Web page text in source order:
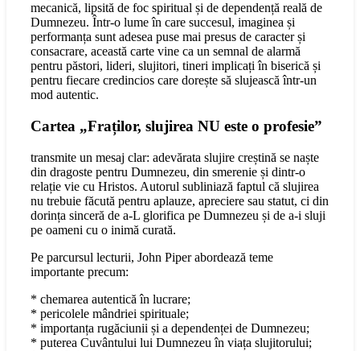
mecanică, lipsită de foc spiritual și de dependență reală de
Dumnezeu. Într-o lume în care succesul, imaginea și
performanța sunt adesea puse mai presus de caracter și
consacrare, această carte vine ca un semnal de alarmă
pentru păstori, lideri, slujitori, tineri implicați în biserică și
pentru fiecare credincios care dorește să slujească într-un
mod autentic.
Cartea „Fraților, slujirea NU este o profesie”
transmite un mesaj clar: adevărata slujire creștină se naște
din dragoste pentru Dumnezeu, din smerenie și dintr-o
relație vie cu Hristos. Autorul subliniază faptul că slujirea
nu trebuie făcută pentru aplauze, apreciere sau statut, ci din
dorința sinceră de a-L glorifica pe Dumnezeu și de a-i sluji
pe oameni cu o inimă curată.
Pe parcursul lecturii, John Piper abordează teme
importante precum:
* chemarea autentică în lucrare;
* pericolele mândriei spirituale;
* importanța rugăciunii și a dependenței de Dumnezeu;
* puterea Cuvântului lui Dumnezeu în viața slujitorului;